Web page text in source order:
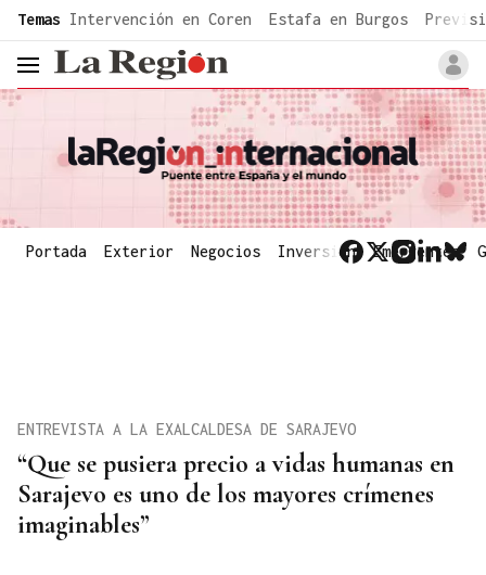
common.go-to-content
Temas Intervención en Coren Estafa en Burgos
header.menu.open
Portada Exterior Negocios Inversión Emergentes
“Que se pusiera precio a vidas humanas en
Sarajevo es uno de los mayores crímenes
imaginables”
ENTREVISTA A LA EXALCALDESA DE SARAJEVO